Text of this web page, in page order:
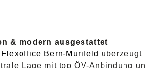
& modern ausgestattet
Flexoffice Bern-Murifeld überzeugt
Lage mit top ÖV-Anbindung